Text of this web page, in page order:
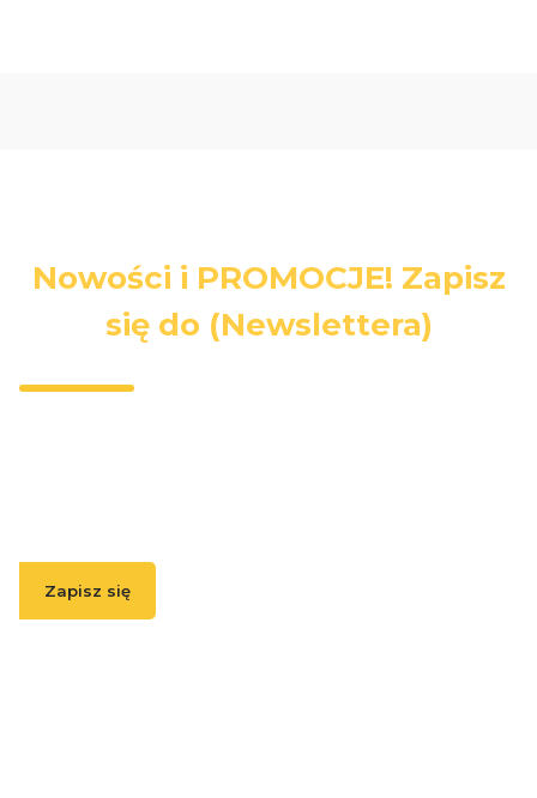
Nowości i PROMOCJE! Zapisz
się do (Newslettera)
Zapisz się